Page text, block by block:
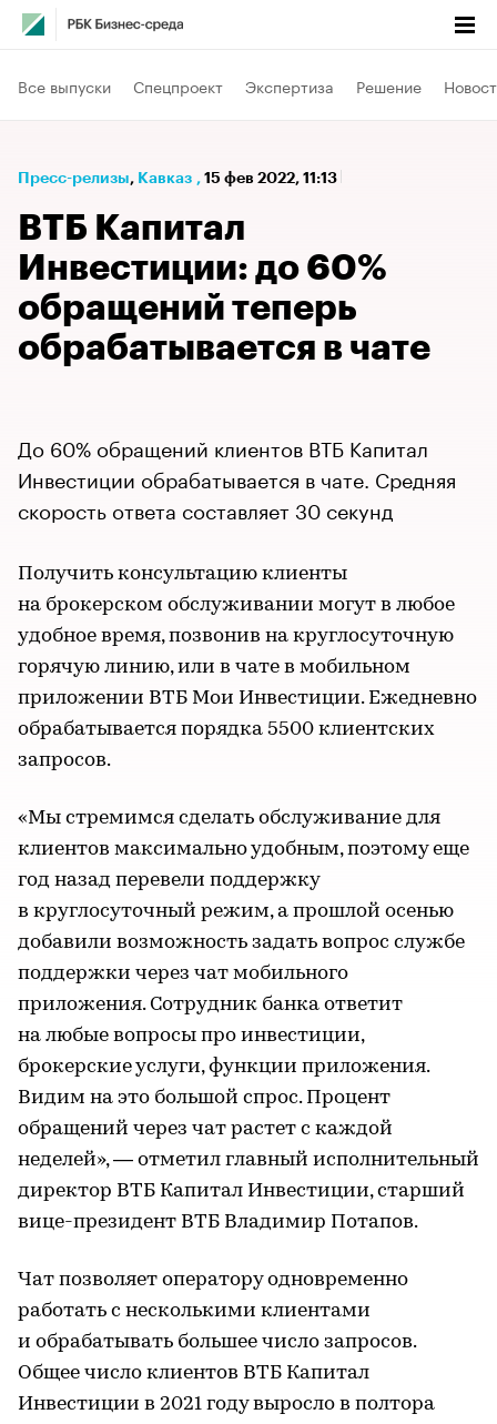
Все выпуски Спецпроект Экспертиза Решение
Пресс-релизы⁠, Кавказ , 15 фев 2022, 11:13
ВТБ Капитал
Инвестиции: до 60%
обращений теперь
обрабатывается в чате
До 60% обращений клиентов ВТБ Капитал
Инвестиции обрабатывается в чате. Средняя
скорость ответа составляет 30 секунд
Получить консультацию клиенты
на брокерском обслуживании могут в любое
удобное время, позвонив на круглосуточную
горячую линию, или в чате в мобильном
приложении ВТБ Мои Инвестиции. Ежедневно
обрабатывается порядка 5500 клиентских
запросов.
«Мы стремимся сделать обслуживание для
клиентов максимально удобным, поэтому еще
год назад перевели поддержку
в круглосуточный режим, а прошлой осенью
добавили возможность задать вопрос службе
поддержки через чат мобильного
приложения. Сотрудник банка ответит
на любые вопросы про инвестиции,
брокерские услуги, функции приложения.
Видим на это большой спрос. Процент
обращений через чат растет с каждой
неделей», — отметил главный исполнительный
директор ВТБ Капитал Инвестиции, старший
вице-президент ВТБ Владимир Потапов.
Чат позволяет оператору одновременно
работать с несколькими клиентами
и обрабатывать большее число запросов.
Общее число клиентов ВТБ Капитал
Инвестиции в 2021 году выросло в полтора